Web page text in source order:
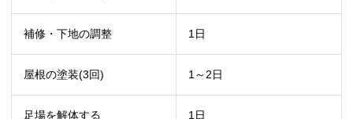
補修・下地の調整 1日
屋根の塗装(3回) 1～2日
足場を解体する 1日